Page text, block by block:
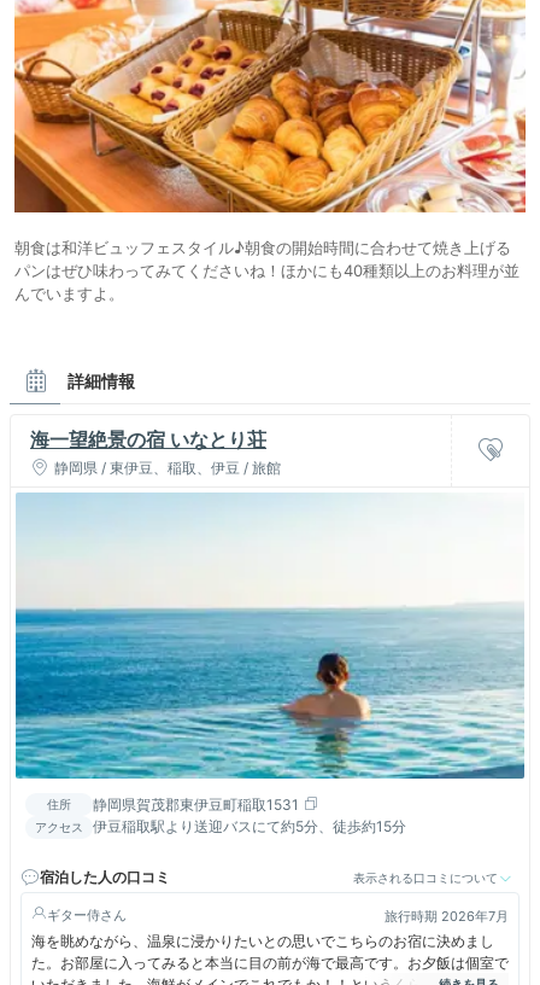
朝食は和洋ビュッフェスタイル♪朝食の開始時間に合わせて焼き上げる
パンはぜひ味わってみてくださいね！ほかにも40種類以上のお料理が並
んでいますよ。
詳細情報
海一望絶景の宿 いなとり荘
静岡県 / 東伊豆、稲取、伊豆 / 旅館
住所 静岡県賀茂郡東伊豆町稲取1531
アクセス 伊豆稲取駅より送迎バスにて約5分、徒歩約15分
宿泊した人の口コミ 表示される口コミについて
ギター侍 旅行時期 2026年7月
海を眺めながら、温泉に浸かりたいとの思いでこちらのお宿に決めまし
た。お部屋に入ってみると本当に目の前が海で最高です。お夕飯は個室で